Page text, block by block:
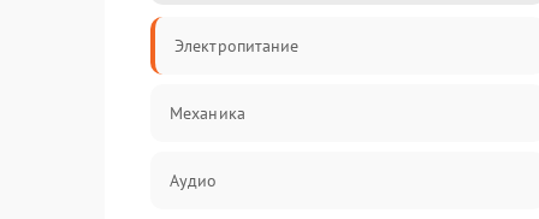
Электропитание
Механика
Аудио